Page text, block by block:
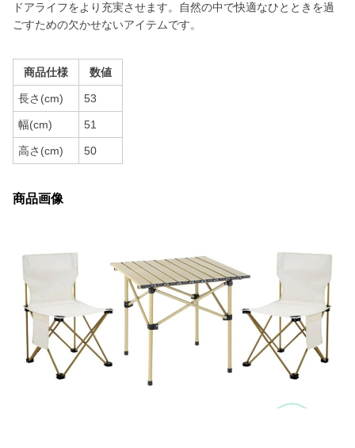
ドアライフをより充実させます。自然の中で快適なひとときを過
ごすための欠かせないアイテムです。
商品仕様 数値
長さ(cm) 53
幅(cm) 51
高さ(cm) 50
商品画像